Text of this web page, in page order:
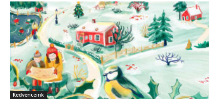
Kedvenceink